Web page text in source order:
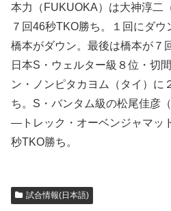
本力（FUKUOKA）は大神淳二
７回46秒TKO勝ち。１回にダ
橋本がダウン。最後は橋本が７
日本S・ウェルター級８位・切
ン・ノンピタカヨム（タイ）に
ち。S・バンタム級の松尾佳彦
―トレック・オーベンジャマッ
秒TKO勝ち。
試合情報(日本語)